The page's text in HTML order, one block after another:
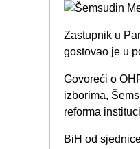
Zastupnik u
gostovao je u
Govoreći o
izborima,
reforma
BiH od